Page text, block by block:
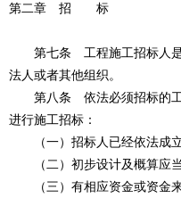
第二章 招 标
第七条 工程施工招标人是
法人或者其他组织。
第八条 依法必须招标的工
进行施工招标：
（一）招标人已经依法成立
（二）初步设计及概算应当
（三）有相应资金或资金来